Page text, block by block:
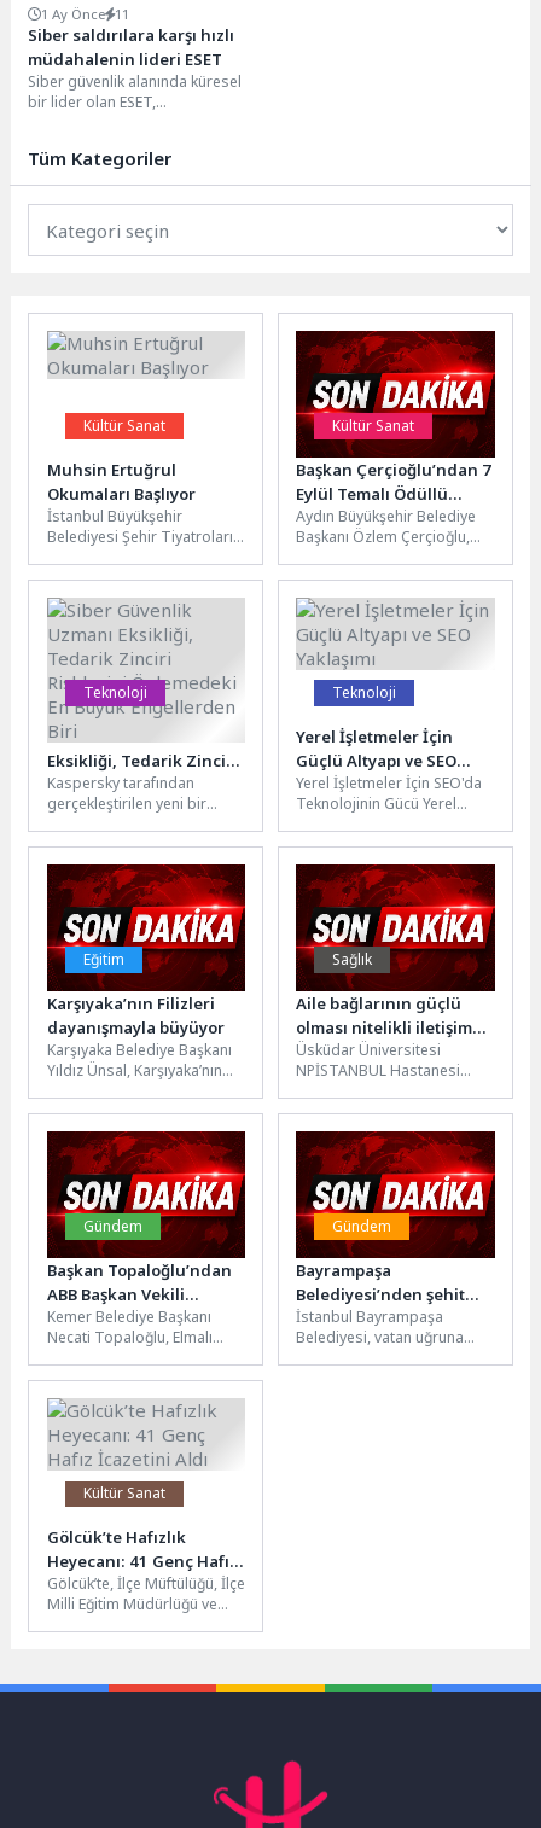
1 Ay Önce 11
Siber saldırılara karşı hızlı
müdahalenin lideri ESET
Siber güvenlik alanında küresel
bir lider olan ESET,
(MDR)...
Tüm Kategoriler
Kültür Sanat
Muhsin Ertuğrul
Okumaları Başlıyor
İstanbul Büyükşehir
Belediyesi Şehir Tiyatroları,
yazarlarını metinleriyle
birlikte sahneye
kazandıran...
Kültür Sanat
Başkan Çerçioğlu’ndan 7
Eylül Temalı Ödüllü
Resim, Şiir ve
Kompozisyon Yarışması
Aydın Büyükşehir Belediye
Başkanı Özlem Çerçioğlu,
kurtuluşunun
yıldönümünde “7’den 70’e
Kurtuluş Destanı
Aydın” temalı...
Teknoloji
Siber Güvenlik Uzmanı
Eksikliği, Tedarik Zinciri
Risklerini Önlemedeki En
Büyük Engellerden Biri
Kaspersky tarafından
gerçekleştirilen yeni bir
BT güvenliği çalışanı
eksikliğinin ve küresel
organizasyonların...
Teknoloji
Yerel İşletmeler İçin
Güçlü Altyapı ve SEO
Yaklaşımı
Yerel İşletmeler İçin SEO'da
Teknolojinin Gücü Yerel
güçlendirmek ve hedef
kitlelerine daha...
Eğitim
Karşıyaka’nın Filizleri
dayanışmayla büyüyor
Karşıyaka Belediye Başkanı
Yıldız Ünsal, Karşıyaka’nın
üniversite öğrencilerine
karşılıksız burs desteği
sağlayan Mavişehir...
Sağlık
Aile bağlarının güçlü
olması nitelikli iletişime
bağlı!
Üsküdar Üniversitesi
NPİSTANBUL Hastanesi
Koordinatörü ve Klinik
Psikolog Çiğdem Demirsoy,
15 Mayıs...
Gündem
Başkan Topaloğlu’ndan
ABB Başkan Vekili
Özdemir’e ziyaret
Kemer Belediye Başkanı
Necati Topaloğlu, Elmalı
Öztürk, Finike Belediye
Başkanı Mustafa Geyikçi...
Gündem
Bayrampaşa
Belediyesi’nden şehit
Özcan İlhan’a anlamlı
vefa
İstanbul Bayrampaşa
Belediyesi, vatan uğruna
Kültür Sanat
Gölcük’te Hafızlık
Heyecanı: 41 Genç Hafız
İcazetini Aldı
Gölcük’te, İlçe Müftülüğü, İlçe
Milli Eğitim Müdürlüğü ve